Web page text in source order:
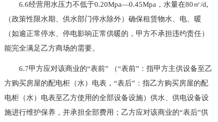
6.6经营用水压力不低于0.20Mpa—0.45Mpa，水量在80㎡/d,
（政策性限水期、供水部门停水除外）确保租赁物水、电、暖
（如逾正常停水、停电影响正常供暖的，甲方不承担违约责任）
能完全满足乙方商场的需要。
6.7甲方应对该商业的“表前” （“表前”：指甲方主供设备至乙
方购买房屋的配电柜（水）电表，“表后”：指乙方购买房屋的配
电柜（水）电表至乙方使用的全部设备设施）供水、供电设备设
施进行维护保养，并承担全部费用；乙方应对该商业的“表后”供